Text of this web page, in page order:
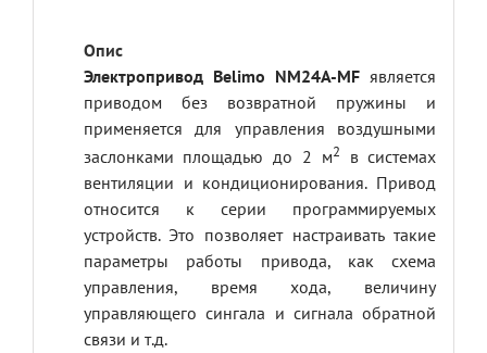
Электропривод Belimo NM24A-MF является
приводом без возвратной пружины и
применяется для управления воздушными
заслонками площадью до 2 м2
в системах
вентиляции и кондиционирования. Привод
относится к серии программируемых
устройств. Это позволяет настраивать такие
параметры работы привода, как схема
управления, время хода, величину
управляющего сингала и сигнала обратной
связи и т.д.